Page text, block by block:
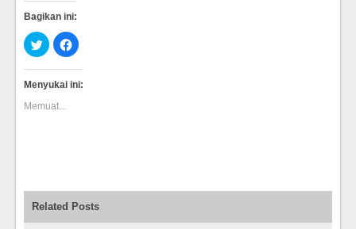
Bagikan ini:
Klik
untuk
berbagi
pada
Twitter(Membuka
di
yang
Klik
untuk
di
Facebook(Membuka
di
Menyukai ini:
Memuat...
Related Posts